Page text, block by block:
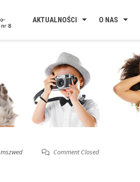
AKTUALNOŚCI O NAS
mszwed Comment Closed